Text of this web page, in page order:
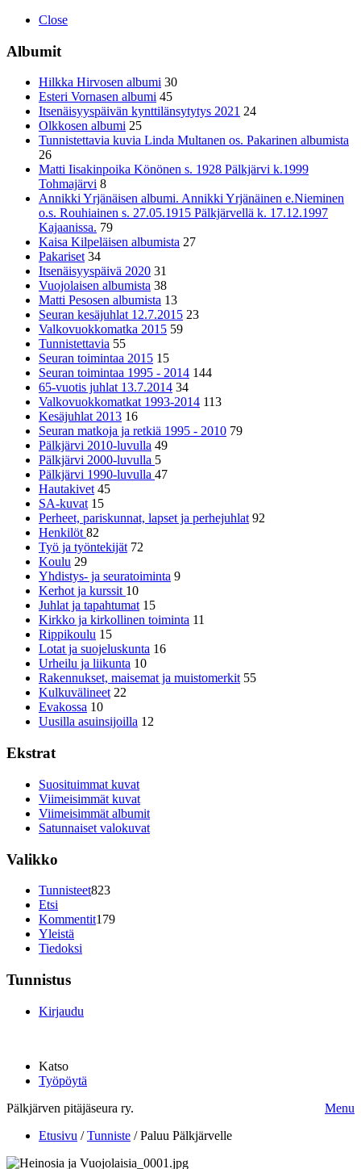
Close
Albumit
Hilkka Hirvosen albumi 30
Esteri Vornasen albumi 45
Itsenäisyyspäivän kynttilänsytytys 2021 24
Olkkosen albumi 25
Tunnistettavia kuvia Linda Multanen os. Pakarinen albumista
26
Matti Iisakinpoika Könönen s. 1928 Pälkjärvi k.1999
Tohmajärvi 8
Annikki Yrjänäisen albumi. Annikki Yrjänäinen e.Nieminen
o.s. Rouhiainen s. 27.05.1915 Pälkjärvellä k. 17.12.1997
Kajaanissa. 79
Kaisa Kilpeläisen albumista 27
Pakariset 34
Itsenäisyyspäivä 2020 31
Vuojolaisen albumista 38
Matti Pesosen albumista 13
Seuran kesäjuhlat 12.7.2015 23
Valkovuokkomatka 2015 59
Tunnistettavia 55
Seuran toimintaa 2015 15
Seuran toimintaa 1995 - 2014 144
65-vuotis juhlat 13.7.2014 34
Valkovuokkomatkat 1993-2014 113
Kesäjuhlat 2013 16
Seuran matkoja ja retkiä 1995 - 2010 79
Pälkjärvi 2010-luvulla 49
Pälkjärvi 2000-luvulla 5
Pälkjärvi 1990-luvulla 47
Hautakivet 45
SA-kuvat 15
Perheet, pariskunnat, lapset ja perhejuhlat 92
Henkilöt82
Työ ja työntekijät 72
Koulu 29
Yhdistys- ja seuratoiminta 9
Kerhot ja kurssit 10
Juhlat ja tapahtumat 15
Kirkko ja kirkollinen toiminta 11
Rippikoulu 15
Lotat ja suojeluskunta 16
Urheilu ja liikunta 10
Rakennukset, maisemat ja muistomerkit 55
Kulkuvälineet 22
Evakossa 10
Uusilla asuinsijoilla 12
Ekstrat
Suosituimmat kuvat
Viimeisimmät kuvat
Viimeisimmät albumit
Satunnaiset valokuvat
Valikko
Tunnisteet823
Etsi
Kommentit179
Yleistä
Tiedoksi
Tunnistus
Kirjaudu
Katso
Työpöytä
Pälkjärven pitäjäseura ry.
Menu
Etusivu /Tunniste /Paluu Pälkjärvelle